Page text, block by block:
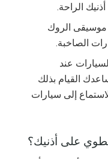
الراحة.
موسيقى الروك
الصاخبة.
عند
القيام بذلك
إلى سيارات
على أذنيك؟